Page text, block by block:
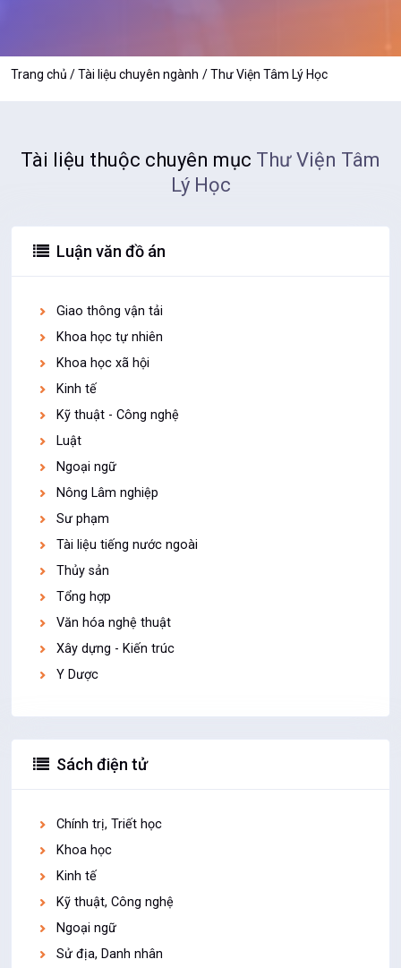
Trang chủ Tài liệu chuyên ngành Thư Viện Tâm Lý Học
Tài liệu thuộc chuyên mục Thư Viện Tâm
Lý Học
Luận văn đồ án
Giao thông vận tải
Khoa học tự nhiên
Khoa học xã hội
Kinh tế
Kỹ thuật - Công nghệ
Luật
Ngoại ngữ
Nông Lâm nghiệp
Sư phạm
Tài liệu tiếng nước ngoài
Thủy sản
Tổng hợp
Văn hóa nghệ thuật
Xây dựng - Kiến trúc
Y Dược
Sách điện tử
Chính trị, Triết học
Khoa học
Kinh tế
Kỹ thuật, Công nghệ
Ngoại ngữ
Sử địa, Danh nhân